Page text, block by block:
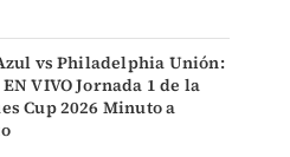
vs Philadelphia Unión:
VIVO Jornada 1 de la
Cup 2026 Minuto a